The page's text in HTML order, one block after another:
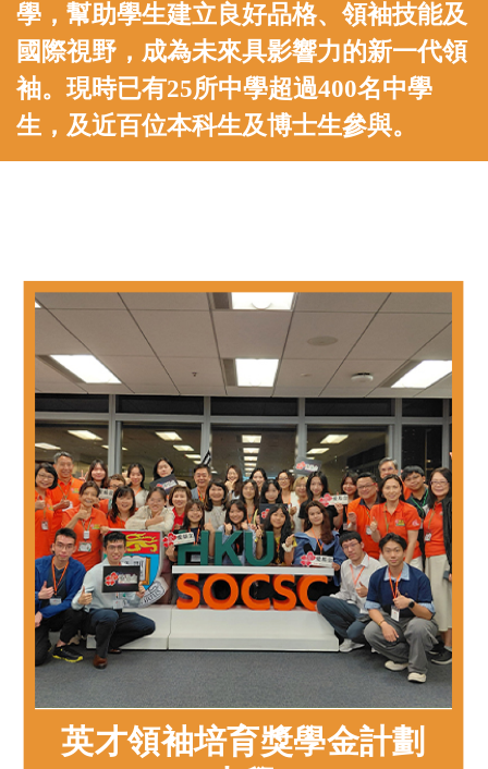
學，幫助學生建立良好品格、領袖技能及
國際視野，成為未來具影響力的新一代領
袖。現時已有25所中學超過400名中學
生，及近百位本科生及博士生參與。
英才領袖培育獎學金計劃